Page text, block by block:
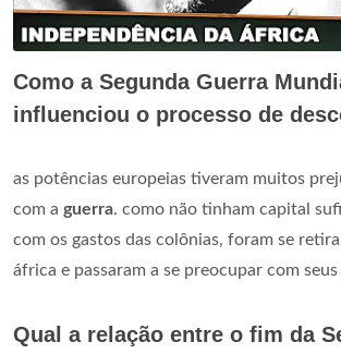
Como a Segunda Guerra
influenciou o processo de
as potências europeias tiveram muitos
com a guerra. como não tinham capital
com os gastos das colônias, foram se
áfrica e passaram a se preocupar com
Qual a relação entre o fim da